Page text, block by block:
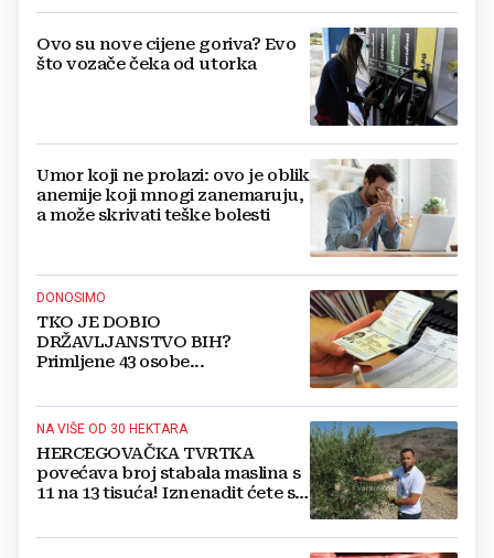
Ovo su nove cijene goriva? Evo
što vozače čeka od utorka
Umor koji ne prolazi: ovo je oblik
anemije koji mnogi zanemaruju,
a može skrivati teške bolesti
DONOSIMO
TKO JE DOBIO
DRŽAVLJANSTVO BIH?
Primljene 43 osobe...
NA VIŠE OD 30 HEKTARA
HERCEGOVAČKA TVRTKA
povećava broj stabala maslina s
11 na 13 tisuća! Iznenadit ćete se